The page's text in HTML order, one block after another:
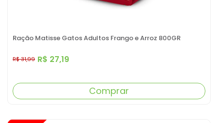
Ração Matisse Gatos Adultos Frango e Arroz 800GR
R$ 27,19
R$ 31,99
Comprar